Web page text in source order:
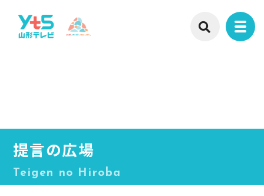
提言の広場
Teigen no Hiroba